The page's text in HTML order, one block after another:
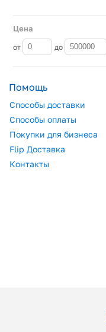
Цена
от до
Помощь
Способы доставки
Способы оплаты
Покупки для бизнеса
Flip Доставка
Контакты